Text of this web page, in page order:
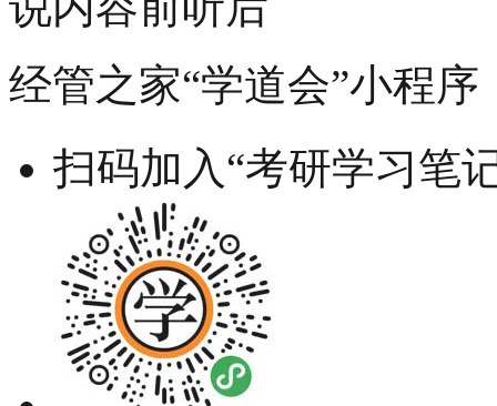
经管之家“学道会”小程序
扫码加入“考研学习笔